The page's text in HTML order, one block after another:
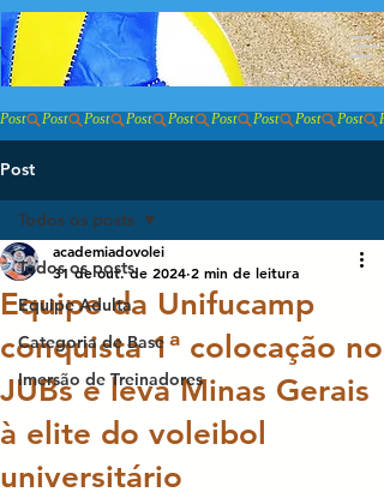
ACADEMIA DO VÔLEI
Buscar
Post
Post
Todos os posts
Equipe Adulta
Categoria de Base
Imersão de Treinadores
Todos os posts
Equipe da Unifucamp
conquista 1ª colocação no
JUBs e leva Minas Gerais
à elite do voleibol
universitário
academiadovolei
31 de out. de 2024 2 min de leitura